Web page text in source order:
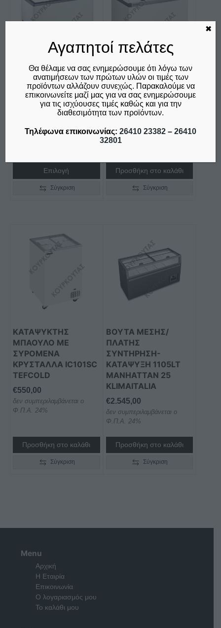
ΚΑΤΑΨΥΚΤΗΣ ΜΕ
ΣΥΡΟΜΕΝΑ ΤΖΑΜΙΑ
EKTOR 46 SGL
620,00
δεν συμπεριλαμβάνεται ο
Επιλογή
Σύγκριση
ΚΑΤΑΨΎΚΤΗΣ ΒΟΎΤΑ
EFE 3052 LIEBHERR –
222LT
€920,00
δεν συμπεριλαμβάνεται ο
Φ.Π.Α. 24%
Προσθήκη στο καλάθι
Σύγκριση
ΚΑΤΑΨΥΚΤΗΣ
ΜΠΑΟΥΛΟ ΜΕ
ΣΥΡΟΜΕΝΑ
ΚΡΥΣΤΑΛΛΑ IC101SC
TEFCOLD
€550,00
δεν συμπεριλαμβάνεται ο
Φ.Π.Α. 24%
Προσθήκη στο καλάθι
Σύγκριση
ΒΟΥΤΑ ΜΕΣΗΣ/
ΠΛΑΤΗΣ
ΣΥΝΤΗΡΗΣΗ-
ΚΑΤΑΨΥΞΗ 1105LT
MANHATTAN 25
KLIMAITALIA
€2.545,00
δεν συμπεριλαμβάνεται ο
Φ.Π.Α. 24%
Προσθήκη στο καλάθι
Σύγκριση
Menu
Αρχική
Η Εταιρία
Επικοινωνία
Ο λογαριασμός μου
Το καλάθι μου
Αγαπητοί πελάτες
Θα θέλαμε να σας ενημερώσουμε ότι λόγω των
ανατιμήσεων των πρώτων υλών οι τιμές των
προϊόντων αλλάζουν συνεχώς. Παρακαλούμε να
επικοινωνείτε μαζί μας για να σας ενημερώσουμε
για τις ισχύουσες τιμές καθώς και για την
διαθεσιμότητα των προϊόντων.
Τηλέφωνα επικοινωνίας: 26410 23382 – 26410
32801
✖